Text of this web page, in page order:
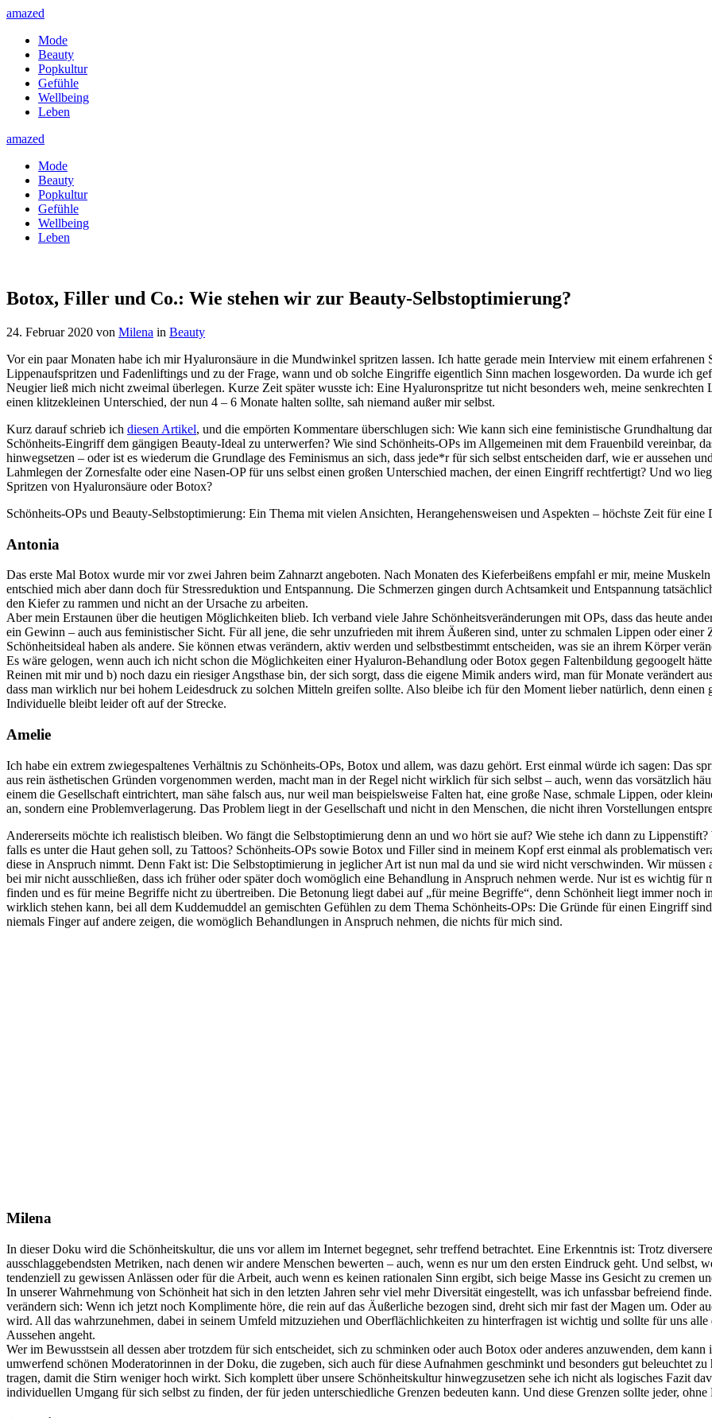
amazed
Mode
Beauty
Popkultur
Gefühle
Wellbeing
Leben
amazed
Mode
Beauty
Popkultur
Gefühle
Wellbeing
Leben
Botox, Filler und Co.: Wie stehen wir zur Beauty-Selbstoptimierung?
24. Februar 2020 von Milena in Beauty
Vor ein paar Monaten habe ich mir Hyaluronsäure in die Mundwinkel spritzen lassen. Ich hatte gerade mein Interview mit einem
Lippenaufspritzen und Fadenliftings und zu der Frage, wann und ob solche Eingriffe eigentlich Sinn machen losgeworden. Da wurde ich
Neugier ließ mich nicht zweimal überlegen. Kurze Zeit später wusste ich: Eine Hyaluronspritze tut nicht besonders weh, meine
einen klitzekleinen Unterschied, der nun 4 – 6 Monate halten sollte, sah niemand außer mir selbst.
Kurz darauf schrieb ich diesen Artikel, und die empörten Kommentare überschlugen sich: Wie kann sich eine feministische Grundhaltung
Schönheits-Eingriff dem gängigen Beauty-Ideal zu unterwerfen? Wie sind Schönheits-OPs im Allgemeinen mit dem Frauenbild vereinbar,
hinwegsetzen – oder ist es wiederum die Grundlage des Feminismus an sich, dass jede*r für sich selbst entscheiden darf, wie er aussehen
Lahmlegen der Zornesfalte oder eine Nasen-OP für uns selbst einen großen Unterschied machen, der einen Eingriff rechtfertigt? Und wo
Spritzen von Hyaluronsäure oder Botox?
Schönheits-OPs und Beauty-Selbstoptimierung: Ein Thema mit vielen Ansichten, Herangehensweisen und Aspekten – höchste Zeit für
Antonia
Das erste Mal Botox wurde mir vor zwei Jahren beim Zahnarzt angeboten. Nach Monaten des Kieferbeißens empfahl er mir, meine
entschied mich aber dann doch für Stressreduktion und Entspannung. Die Schmerzen gingen durch Achtsamkeit und Entspannung
den Kiefer zu rammen und nicht an der Ursache zu arbeiten.
Aber mein Erstaunen über die heutigen Möglichkeiten blieb. Ich verband viele Jahre Schönheitsveränderungen mit OPs, dass das heute
ein Gewinn – auch aus feministischer Sicht. Für all jene, die sehr unzufrieden mit ihrem Äußeren sind, unter zu schmalen Lippen oder
Schönheitsideal haben als andere. Sie können etwas verändern, aktiv werden und selbstbestimmt entscheiden, was sie an ihrem Körper
Es wäre gelogen, wenn auch ich nicht schon die Möglichkeiten einer Hyaluron-Behandlung oder Botox gegen Faltenbildung gegoogelt
Reinen mit mir und b) noch dazu ein riesiger Angsthase bin, der sich sorgt, dass die eigene Mimik anders wird, man für Monate verändert
dass man wirklich nur bei hohem Leidesdruck zu solchen Mitteln greifen sollte. Also bleibe ich für den Moment lieber natürlich, denn einen
Individuelle bleibt leider oft auf der Strecke.
Amelie
Ich habe ein extrem zwiegespaltenes Verhältnis zu Schönheits-OPs, Botox und allem, was dazu gehört. Erst einmal würde ich sagen: Das
aus rein ästhetischen Gründen vorgenommen werden, macht man in der Regel nicht wirklich für sich selbst – auch, wenn das vorsätzlich
einem die Gesellschaft eintrichtert, man sähe falsch aus, nur weil man beispielsweise Falten hat, eine große Nase, schmale Lippen, oder
an, sondern eine Problemverlagerung. Das Problem liegt in der Gesellschaft und nicht in den Menschen, die nicht ihren Vorstellungen
Andererseits möchte ich realistisch bleiben. Wo fängt die Selbstoptimierung denn an und wo hört sie auf? Wie stehe ich dann zu
falls es unter die Haut gehen soll, zu Tattoos? Schönheits-OPs sowie Botox und Filler sind in meinem Kopf erst einmal als problematisch
diese in Anspruch nimmt. Denn Fakt ist: Die Selbstoptimierung in jeglicher Art ist nun mal da und sie wird nicht verschwinden. Wir
bei mir nicht ausschließen, dass ich früher oder später doch womöglich eine Behandlung in Anspruch nehmen werde. Nur ist es wichtig für
finden und es für meine Begriffe nicht zu übertreiben. Die Betonung liegt dabei auf „für meine Begriffe“, denn Schönheit liegt immer noch
wirklich stehen kann, bei all dem Kuddemuddel an gemischten Gefühlen zu dem Thema Schönheits-OPs: Die Gründe für einen Eingriff
niemals Finger auf andere zeigen, die womöglich Behandlungen in Anspruch nehmen, die nichts für mich sind.
Milena
In dieser Doku wird die Schönheitskultur, die uns vor allem im Internet begegnet, sehr treffend betrachtet. Eine Erkenntnis ist: Trotz
ausschlaggebendsten Metriken, nach denen wir andere Menschen bewerten – auch, wenn es nur um den ersten Eindruck geht. Und selbst,
tendenziell zu gewissen Anlässen oder für die Arbeit, auch wenn es keinen rationalen Sinn ergibt, sich beige Masse ins Gesicht zu cremen
In unserer Wahrnehmung von Schönheit hat sich in den letzten Jahren sehr viel mehr Diversität eingestellt, was ich unfassbar befreiend
verändern sich: Wenn ich jetzt noch Komplimente höre, die rein auf das Äußerliche bezogen sind, dreht sich mir fast der Magen um. Oder
wird. All das wahrzunehmen, dabei in seinem Umfeld mitzuziehen und Oberflächlichkeiten zu hinterfragen ist wichtig und sollte für uns
Aussehen angeht.
Wer im Bewusstsein all dessen aber trotzdem für sich entscheidet, sich zu schminken oder auch Botox oder anderes anzuwenden, dem
umwerfend schönen Moderatorinnen in der Doku, die zugeben, sich auch für diese Aufnahmen geschminkt und besonders gut beleuchtet
tragen, damit die Stirn weniger hoch wirkt. Sich komplett über unsere Schönheitskultur hinwegzusetzen sehe ich nicht als logisches Fazit
individuellen Umgang für sich selbst zu finden, der für jeden unterschiedliche Grenzen bedeuten kann. Und diese Grenzen sollte jeder,